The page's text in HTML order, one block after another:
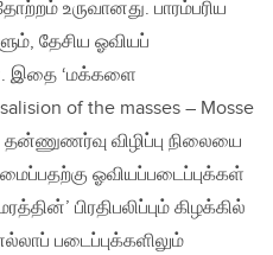
உருவானது. பாரம்பரிய
தேசிய ஓவியப்
இதை ‘மக்களை
of the masses – Mosse
தன்ணுணர்வு விழிப்பு நிலையை
ஓவியப்படைப்புக்கள்
பிரதிபலிப்பும் கிழக்கில்
படைப்புக்களிலும்